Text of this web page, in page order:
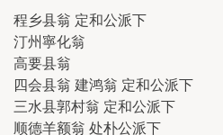
程乡县翁 定和公派下
汀州寧化翁
高要县翁
四会县翁 建鸿翁 定和公派下
三水县郭村翁 定和公派下
顺德羊额翁 处朴公派下